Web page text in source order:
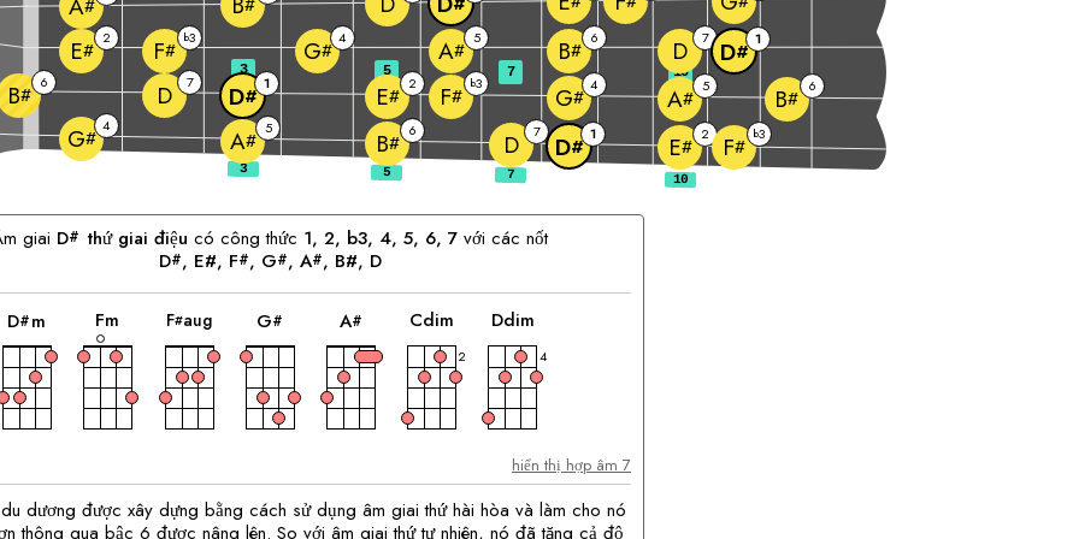
G# 4
A# 5
B# 6 D 7
D# 1 E# 2 F#
b3
B# 6 D 7 D# 1 E# 2 F#
b3 G# 4 A# 5 B# 6
E# 2 F#
b3 G# 4 A# 5 B# 6 D 7 D# 1
#
3 5 7 10
giai D# thứ giai điệu có công thức 1, 2, b3, 4, 5, 6, 7với các nốt
D#, E#, F#, G#, A#, B#, D
D#m
hợp
Fm
hợp
F#aug
hợp
G#
hợp
A#
hợp
Cdim
hợp
2
Ddim
hợp
4
hiển thị hợp âm 7
dương được xây dựng bằng cách sử dụng âm giai thứ hài hòa và làm cho nó
thông qua bậc 6 được nâng lên. So với âm giai thứ tự nhiên, nó đã tăng cả độ